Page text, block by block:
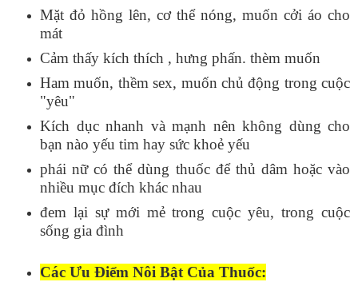
Mặt đỏ hồng lên, cơ thể nóng, muốn cởi áo cho
mát
Cảm thấy kích thích , hưng phấn. thèm muốn
Ham muốn, thềm sex, muốn chủ động trong cuộc
"yêu"
Kích dục nhanh và mạnh nên không dùng cho
bạn nào yếu tim hay sức khoẻ yếu
phái nữ có thể dùng thuốc để thủ dâm hoặc vào
nhiều mục đích khác nhau
đem lại sự mới mẻ trong cuộc yêu, trong cuộc
sống gia đình
Các Ưu Điểm Nôi Bật Của Thuốc: